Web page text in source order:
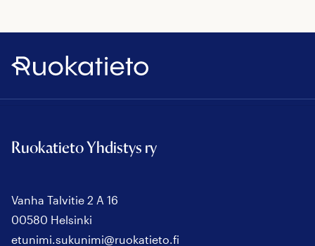
Ruokatieto
Ruokatieto Yhdistys ry
Vanha Talvitie 2 A 16
00580 Helsinki
etunimi.sukunimi@ruokatieto.fi